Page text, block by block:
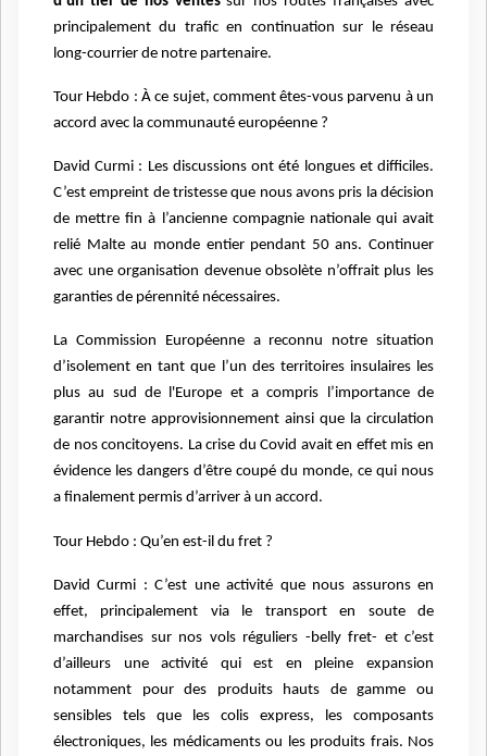
principalement du trafic en continuation sur le réseau
long-courrier de notre partenaire.
Tour Hebdo : À ce sujet, comment êtes-vous parvenu à un
accord avec la communauté européenne ?
David Curmi : Les discussions ont été longues et difficiles.
C’est empreint de tristesse que nous avons pris la décision
de mettre fin à l’ancienne compagnie nationale qui avait
relié Malte au monde entier pendant 50 ans. Continuer
avec une organisation devenue obsolète n’offrait plus les
garanties de pérennité nécessaires.
La Commission Européenne a reconnu notre situation
d’isolement en tant que l’un des territoires insulaires les
plus au sud de l'Europe et a compris l’importance de
garantir notre approvisionnement ainsi que la circulation
de nos concitoyens. La crise du Covid avait en effet mis en
évidence les dangers d’être coupé du monde, ce qui nous
a finalement permis d’arriver à un accord.
Tour Hebdo : Qu’en est-il du fret ?
David Curmi : C’est une activité que nous assurons en
effet, principalement via le transport en soute de
marchandises sur nos vols réguliers -belly fret- et c’est
d’ailleurs une activité qui est en pleine expansion
notamment pour des produits hauts de gamme ou
sensibles tels que les colis express, les composants
électroniques, les médicaments ou les produits frais. Nos